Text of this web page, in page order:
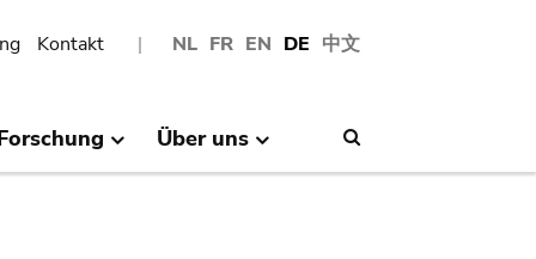
NL FR EN DE 中文
Kontakt
Über uns